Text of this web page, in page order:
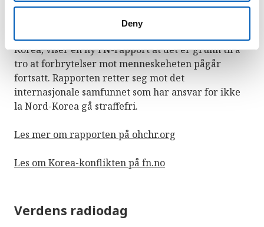
Deny
Syv år siden den banebrytende FN-undersøkelsen
om omfattende menneskerettighetsbrudd i Nord-
Korea, viser en ny FN-rapport at det er grunn til å
tro at forbrytelser mot menneskeheten pågår
fortsatt. Rapporten retter seg mot det
internasjonale samfunnet som har ansvar for ikke
la Nord-Korea gå straffefri.
Les mer om rapporten på ohchr.org
Les om Korea-konflikten på fn.no
Verdens radiodag